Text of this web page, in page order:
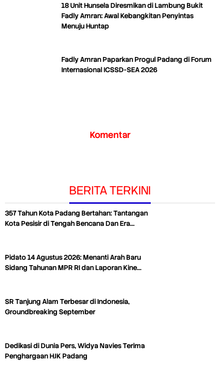
18 Unit Hunsela Diresmikan di Lambung Bukit
Fadly Amran: Awal Kebangkitan Penyintas
Menuju Huntap
Fadly Amran Paparkan Progul Padang di Forum
Internasional ICSSD-SEA 2026
Komentar
BERITA TERKINI
357 Tahun Kota Padang Bertahan: Tantangan
Kota Pesisir di Tengah Bencana Dan Era…
Pidato 14 Agustus 2026: Menanti Arah Baru
Sidang Tahunan MPR RI dan Laporan Kine…
SR Tanjung Alam Terbesar di Indonesia,
Groundbreaking September
Dedikasi di Dunia Pers, Widya Navies Terima
Penghargaan HJK Padang